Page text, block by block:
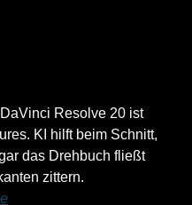
Resolve 20 ist
KI hilft beim Schnitt,
das Drehbuch fließt
zittern.